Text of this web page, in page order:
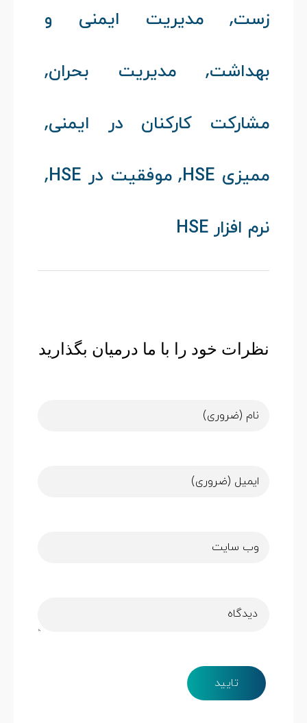
زست, مدیریت ایمنی و
بهداشت, مدیریت بحران,
مشارکت کارکنان در ایمنی,
ممیزی HSE ,موفقیت در HSE ,
نرم افزار HSE
نظرات خود را با ما درمیان بگذارید